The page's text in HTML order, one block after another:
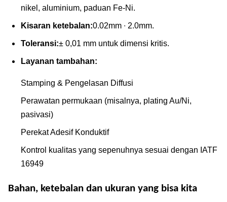
nikel, aluminium, paduan Fe-Ni.
Kisaran ketebalan:0.02mm ∙ 2.0mm.
Toleransi:± 0,01 mm untuk dimensi kritis.
Layanan tambahan:
Stamping & Pengelasan Diffusi
Perawatan permukaan (misalnya, plating Au/Ni,
pasivasi)
Perekat Adesif Konduktif
Kontrol kualitas yang sepenuhnya sesuai dengan IATF
16949
Bahan, ketebalan dan ukuran yang bisa kita